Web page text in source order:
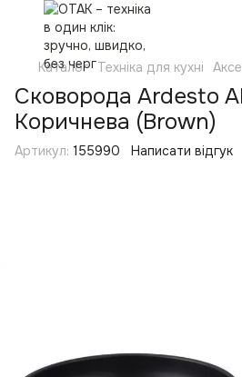
Каталог Техніка для кухні
Сковорода Ardesto
Коричнева (Brown)
Артикул: 155990 Написати відгук